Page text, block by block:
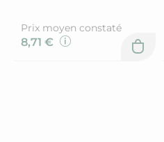
Prix moyen constaté
8,71 €